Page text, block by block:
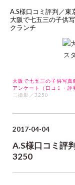
A.S様口コミ評判／東
大阪で七五三の子供
クランチ
大阪で七五三の子供写真
アンケート（口コミ・評
三撮影／3250
2017-04-04
A.S様口コミ評
3250